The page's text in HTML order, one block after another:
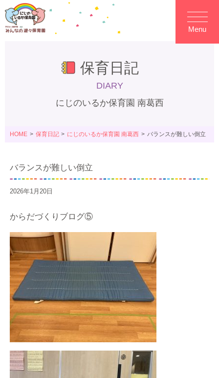
Menu
保育日記
DIARY
にじのいるか保育園 南葛西
HOME 保育日記 にじのいるか保育園 南葛西 バランスが難しい倒立
バランスが難しい倒立
2026年1月20日
からだづくりブログ⑤